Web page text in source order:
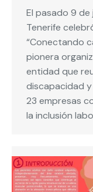
El pasado 9 de
Tenerife
“Conectando
pionera
entidad que
discapacidad
23 empresas
la inclusión